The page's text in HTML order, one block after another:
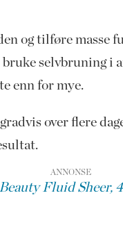
og tilføre masse
bruke selvbruning i
enn for mye.
over flere
Fluid Sheer,